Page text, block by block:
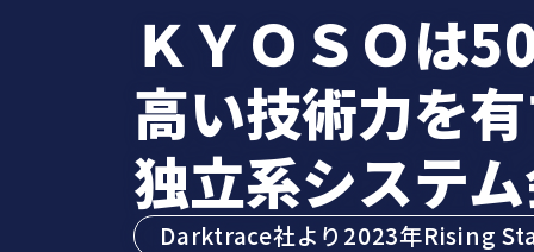
ＫＹＯＳＯは
高い技術力を
独立系システ
Darktrace社より 2023年Rising